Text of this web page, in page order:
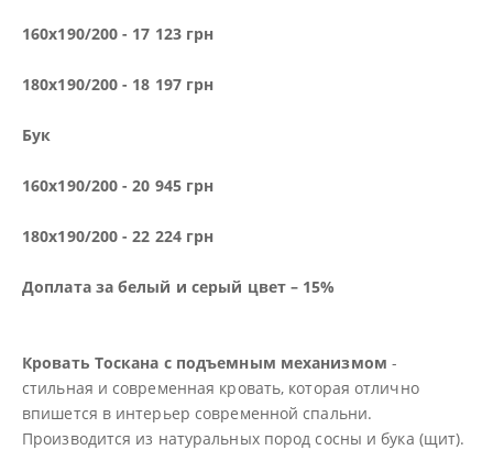
160х190/200 - 17 123 грн
180х190/200 - 18 197 грн
Бук
160х190/200 - 20 945 грн
180х190/200 - 22 224 грн
Доплата за белый и серый цвет – 15%
Кровать Тоскана с подъемным механизмом -
стильная и современная кровать, которая отлично
впишется в интерьер современной спальни.
Производится из натуральных пород сосны и бука (щит).